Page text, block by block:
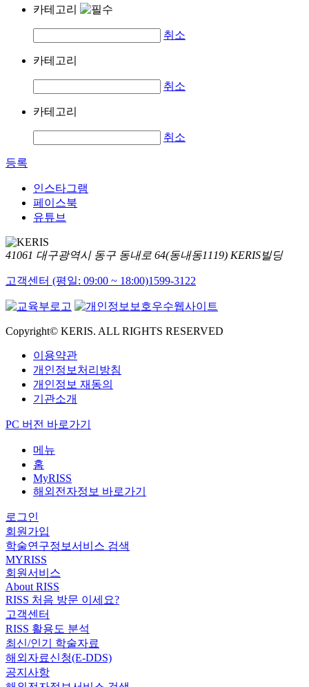
카테고리
취소
카테고리
취소
카테고리
취소
등록
인스타그램
페이스북
유튜브
41061 대구광역시 동구 동내로 64(동내동1119) KERIS빌딩
고객센터 (평일: 09:00 ~ 18:00)1599-3122
Copyright© KERIS. ALL RIGHTS RESERVED
이용약관
개인정보처리방침
개인정보 재동의
기관소개
PC 버전 바로가기
메뉴
홈
MyRISS
해외전자정보 바로가기
로그인
회원가입
학술연구정보서비스 검색
MYRISS
회원서비스
About RISS
RISS 처음 방문 이세요?
고객센터
RISS 활용도 분석
최신/인기 학술자료
해외자료신청(E-DDS)
공지사항